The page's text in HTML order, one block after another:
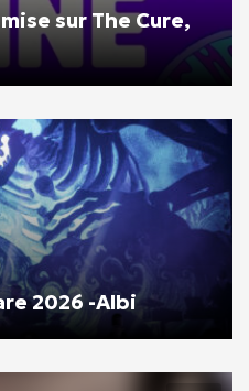
sur The Cure,
2026 -Albi